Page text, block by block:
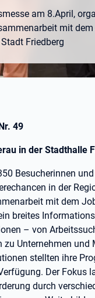
am 8.April,
mit
Friedberg
49
in der Stadthalle
Besucherinnen
in der
mit dem
breites
– von
zu Unternehmen
stellten ihre
Der Fokus
durch